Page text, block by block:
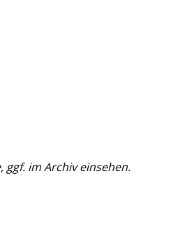
ggf. im Archiv einsehen.